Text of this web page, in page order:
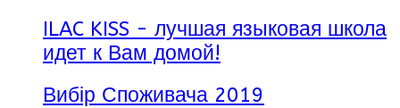
ILAC KISS - лучшая языковая школа
идет к Вам домой!
Вибір Споживача 2019